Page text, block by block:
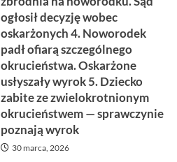
ogłosił decyzję wobec
oskarżonych 4. Noworodek
padł ofiarą szczególnego
okrucieństwa. Oskarżone
usłyszały wyrok 5. Dziecko
zabite ze zwielokrotnionym
okrucieństwem — sprawczynie
poznają wyrok
30 marca, 2026